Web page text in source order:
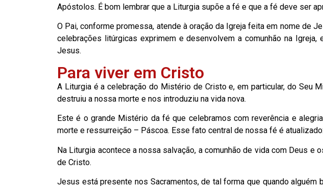
Apóstolos. É bom lembrar que a Liturgia supõe a fé e que a fé deve ser
O Pai, conforme promessa, atende à oração da Igreja feita em nome de
celebrações litúrgicas exprimem e desenvolvem a comunhão na
Jesus.
Para viver em Cristo
A Liturgia é a celebração do Mistério de Cristo e, em particular, do Seu
destruiu a nossa morte e nos introduziu na vida nova.
Este é o grande Mistério da fé que celebramos com reverência e
morte e ressurreição – Páscoa. Esse fato central de nossa fé é
Na Liturgia acontece a nossa salvação, a comunhão de vida com Deus
de Cristo.
Jesus está presente nos Sacramentos, de tal forma que quando